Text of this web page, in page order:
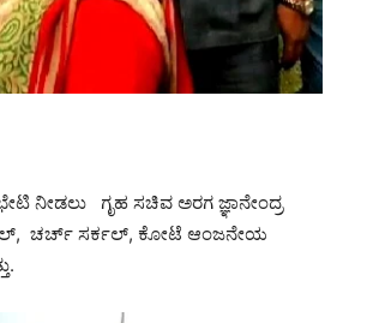
ನೀಡಲು ಗೃಹ ಸಚಿವ ಅರಗ ಜ್ಞಾನೇಂದ್ರ
ಹಾಲ್, ಚರ್ಚ್ ಸರ್ಕಲ್, ಕೋಟೆ ಆಂಜನೇಯ